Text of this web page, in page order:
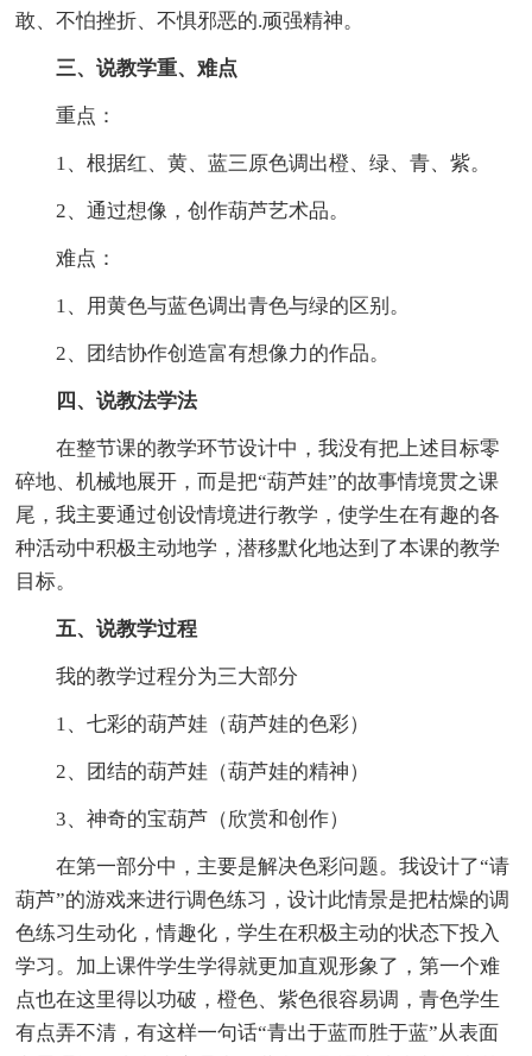
敢、不怕挫折、不惧邪恶的.顽强精神。
三、说教学重、难点
重点：
1、根据红、黄、蓝三原色调出橙、绿、青、紫。
2、通过想像，创作葫芦艺术品。
难点：
1、用黄色与蓝色调出青色与绿的区别。
2、团结协作创造富有想像力的作品。
四、说教法学法
在整节课的教学环节设计中，我没有把上述目标零
碎地、机械地展开，而是把“葫芦娃”的故事情境贯之课
尾，我主要通过创设情境进行教学，使学生在有趣的各
种活动中积极主动地学，潜移默化地达到了本课的教学
目标。
五、说教学过程
我的教学过程分为三大部分
1、七彩的葫芦娃（葫芦娃的色彩）
2、团结的葫芦娃（葫芦娃的精神）
3、神奇的宝葫芦（欣赏和创作）
在第一部分中，主要是解决色彩问题。我设计了“请
葫芦”的游戏来进行调色练习，设计此情景是把枯燥的调
色练习生动化，情趣化，学生在积极主动的状态下投入
学习。加上课件学生学得就更加直观形象了，第一个难
点也在这里得以功破，橙色、紫色很容易调，青色学生
有点弄不清，有这样一句话“青出于蓝而胜于蓝”从表面